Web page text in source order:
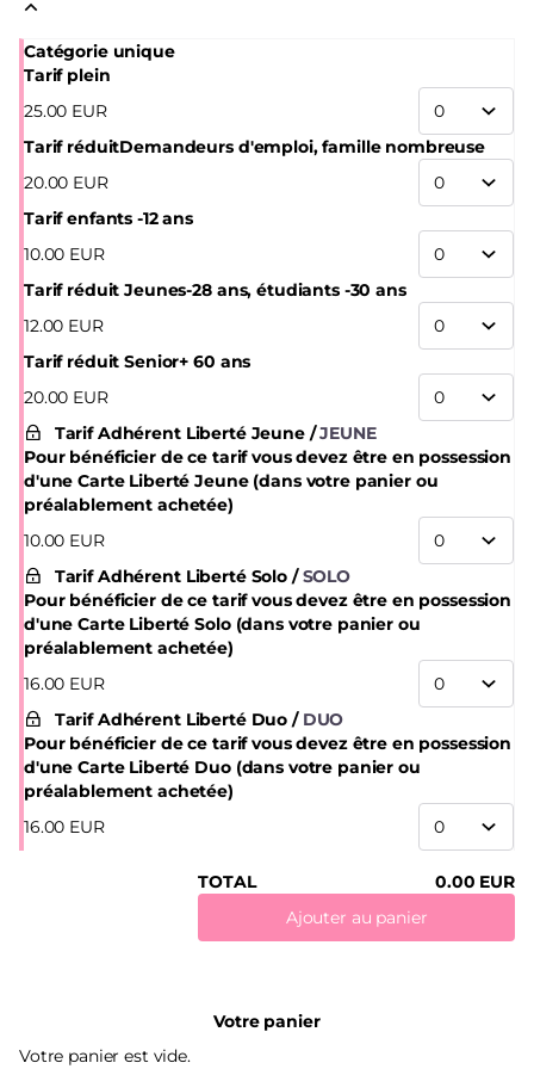
pour les artistes en quête du plus onirique des spectacles
Catégorie unique
Tarif plein
25.00 EUR
Tarif réduitDemandeurs d'emploi, famille nombreuse
20.00 EUR
Tarif enfants -12 ans
10.00 EUR
Tarif réduit Jeunes-28 ans, étudiants -30 ans
12.00 EUR
Tarif réduit Senior+ 60 ans
20.00 EUR
Tarif Adhérent Liberté Jeune
JEUNE
Pour bénéficier de ce tarif vous devez être en possession
d'une Carte Liberté Jeune (dans votre panier ou
préalablement achetée)
10.00 EUR
Tarif Adhérent Liberté Solo
SOLO
Pour bénéficier de ce tarif vous devez être en possession
d'une Carte Liberté Solo (dans votre panier ou
préalablement achetée)
16.00 EUR
Tarif Adhérent Liberté Duo
DUO
Pour bénéficier de ce tarif vous devez être en possession
d'une Carte Liberté Duo (dans votre panier ou
préalablement achetée)
16.00 EUR
TOTAL 0.00 EUR
Ajouter au panier
Votre panier
Votre panier est vide.